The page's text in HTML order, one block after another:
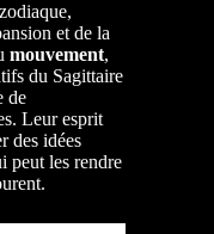
et de la
mouvement,
du Sagittaire
de
Leur esprit
des idées
peut les rendre